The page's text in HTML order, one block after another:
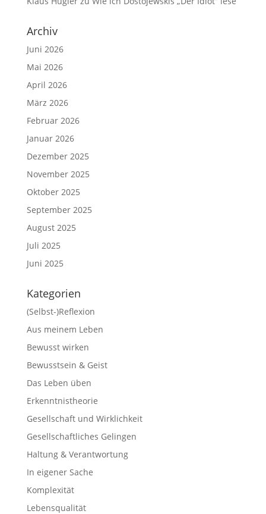
Archiv
Juni 2026
Mai 2026
April 2026
März 2026
Februar 2026
Januar 2026
Dezember 2025
November 2025
Oktober 2025
September 2025
August 2025
Juli 2025
Juni 2025
Kategorien
(Selbst-)Reflexion
Aus meinem Leben
Bewusst wirken
Bewusstsein & Geist
Das Leben üben
Erkenntnistheorie
Gesellschaft und Wirklichkeit
Gesellschaftliches Gelingen
Haltung & Verantwortung
In eigener Sache
Komplexität
Lebensqualität